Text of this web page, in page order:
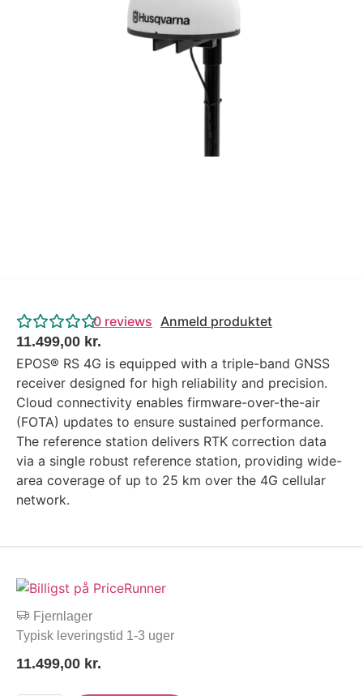
4.4 Google Reviews
0 reviews Anmeld produktet
11.499,00 kr.
EPOS® RS 4G is equipped with a triple-band GNSS
receiver designed for high reliability and precision.
Cloud connectivity enables firmware-over-the-air
(FOTA) updates to ensure sustained performance.
The reference station delivers RTK correction data
via a single robust reference station, providing wide-
area coverage of up to 25 km over the 4G cellular
network.
Fjernlager
Typisk leveringstid 1-3 uger
11.499,00 kr.